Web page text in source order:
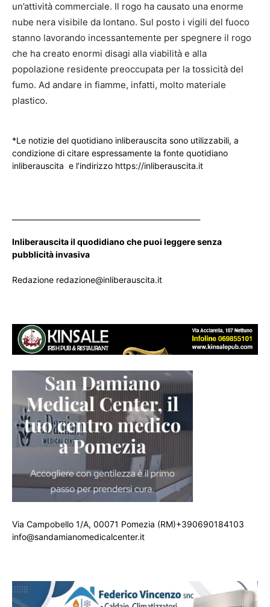
un’attività commerciale. Il rogo ha causato una enorme
nube nera visibile da lontano. Sul posto i vigili del fuoco
stanno lavorando incessantemente per spegnere il rogo
che ha creato enormi disagi alla viabilità e alla
popolazione residente preoccupata per la tossicità del
fumo. Ad andare in fiamme, infatti, molto materiale
plastico.
*Le notizie del quotidiano inliberauscita sono utilizzabili, a
condizione di citare espressamente la fonte quotidiano
inliberauscita e l’indirizzo https://inliberauscita.it
Inliberauscita il quodidiano che puoi leggere senza
pubblicità invasiva
Redazione redazione@inliberauscita.it
Via Campobello 1/A, 00071 Pomezia (RM)+390690184103
info@sandamianomedicalcenter.it